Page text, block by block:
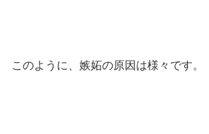
このように、嫉妬の原因は様々です。